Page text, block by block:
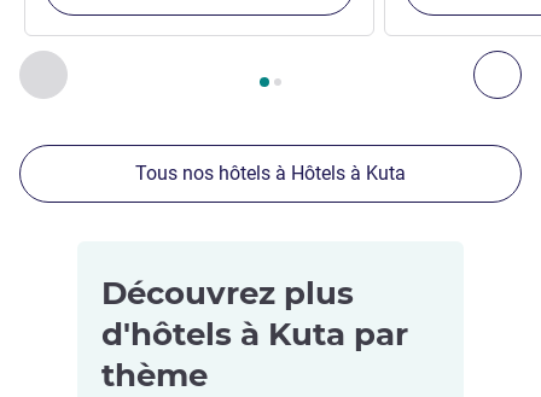
Précédent - Nos autres établissements à proximité
Page , Nos autres établissements à proximité 1 :,
Tous nos hôtels à Hôtels à Kuta
Découvrez plus
d'hôtels à Kuta par
thème